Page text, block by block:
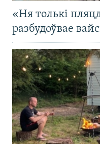
«Ня толькі
разбудоўвае